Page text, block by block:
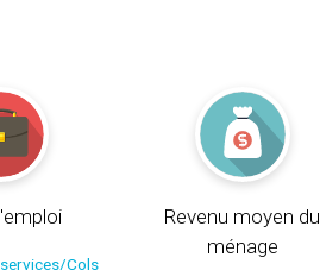
Cols
Revenu moyen du
ménage